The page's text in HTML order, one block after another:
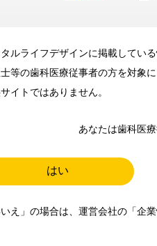
ルライフデザインに掲載してい
等の歯科医療従事者の方を対象
イトではありません。
あなたは歯科医
はい
いえ」の場合は、運営会社の「企
メールマガ
師、歯科衛生士、
お届けします。